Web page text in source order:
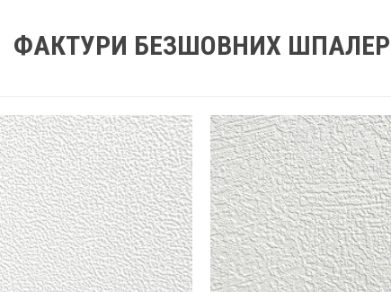
ФАКТУРИ БЕЗШОВНИХ ШПАЛЕР